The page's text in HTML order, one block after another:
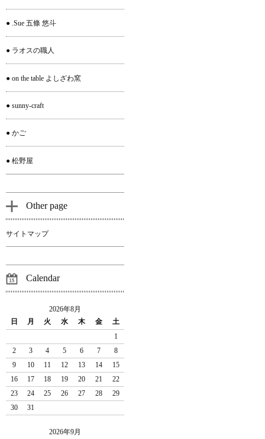
● .Sue 五條 悠斗
● ラオスの職人
● on the table よしざわ窯
● sunny-craft
● かご
● 松野屋
Other page
サイトマップ
Calendar
2026年8月
日
月 火 水 木 金
土
1
2
3 4 5 6 7
8
9
10 11 12 13 14
15
16
17 18 19 20 21
22
23
24 25 26 27 28
29
30
31
2026年9月